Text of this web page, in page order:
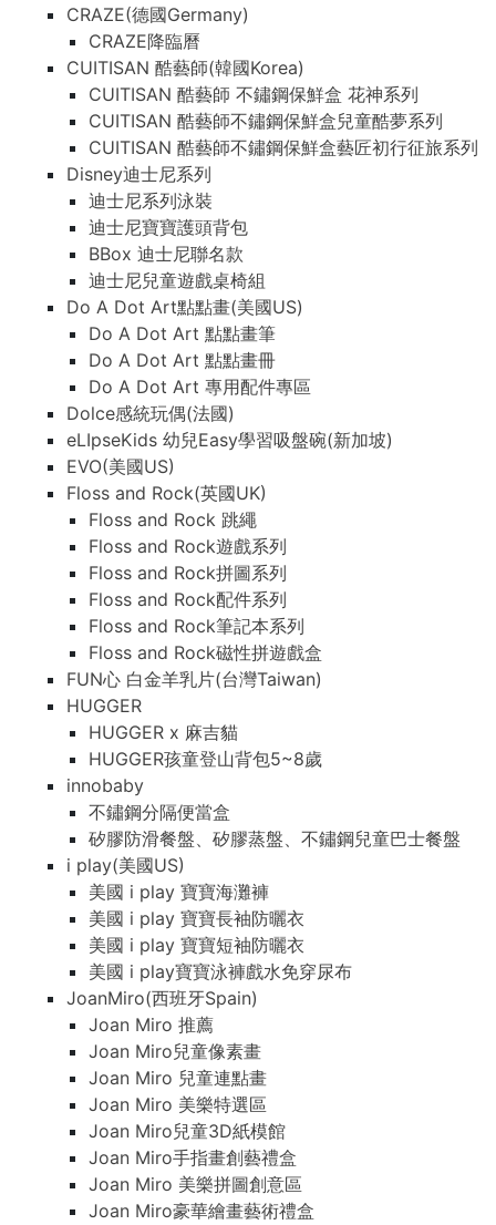
CRAZE(德國Germany)
CRAZE降臨曆
CUITISAN 酷藝師(韓國Korea)
CUITISAN 酷藝師 不鏽鋼保鮮盒 花神系列
CUITISAN 酷藝師不鏽鋼保鮮盒兒童酷夢系列
CUITISAN 酷藝師不鏽鋼保鮮盒藝匠初行征旅系列
Disney迪士尼系列
迪士尼系列泳裝
迪士尼寶寶護頭背包
BBox 迪士尼聯名款
迪士尼兒童遊戲桌椅組
Do A Dot Art點點畫(美國US)
Do A Dot Art 點點畫筆
Do A Dot Art 點點畫冊
Do A Dot Art 專用配件專區
Dolce感統玩偶(法國)
eLIpseKids 幼兒Easy學習吸盤碗(新加坡)
EVO(美國US)
Floss and Rock(英國UK)
Floss and Rock 跳繩
Floss and Rock遊戲系列
Floss and Rock拼圖系列
Floss and Rock配件系列
Floss and Rock筆記本系列
Floss and Rock磁性拼遊戲盒
FUN心 白金羊乳片(台灣Taiwan)
HUGGER
HUGGER x 麻吉貓
HUGGER孩童登山背包5~8歲
innobaby
不鏽鋼分隔便當盒
矽膠防滑餐盤、矽膠蒸盤、不鏽鋼兒童巴士餐盤
i play(美國US)
美國 i play 寶寶海灘褲
美國 i play 寶寶長袖防曬衣
美國 i play 寶寶短袖防曬衣
美國 i play寶寶泳褲戲水免穿尿布
JoanMiro(西班牙Spain)
Joan Miro 推薦
Joan Miro兒童像素畫
Joan Miro 兒童連點畫
Joan Miro 美樂特選區
Joan Miro兒童3D紙模館
Joan Miro手指畫創藝禮盒
Joan Miro 美樂拼圖創意區
Joan Miro豪華繪畫藝術禮盒